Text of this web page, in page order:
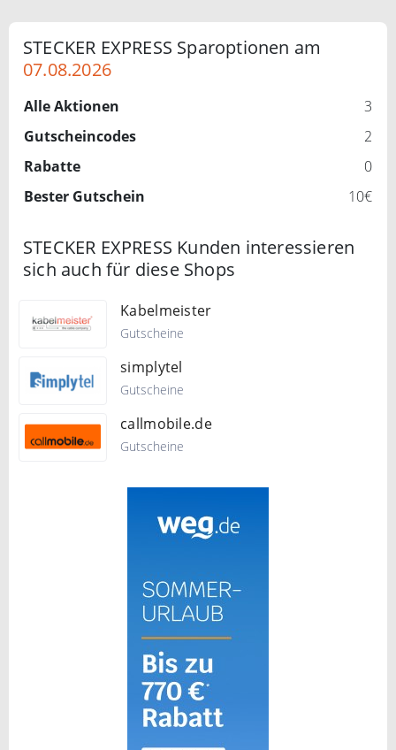
STECKER EXPRESS Sparoptionen am
07.08.2026
Alle Aktionen
3
Gutscheincodes
2
Rabatte
0
Bester Gutschein
10€
STECKER EXPRESS Kunden interessieren
sich auch für diese Shops
Kabelmeister
Gutscheine
simplytel
Gutscheine
callmobile.de
Gutscheine